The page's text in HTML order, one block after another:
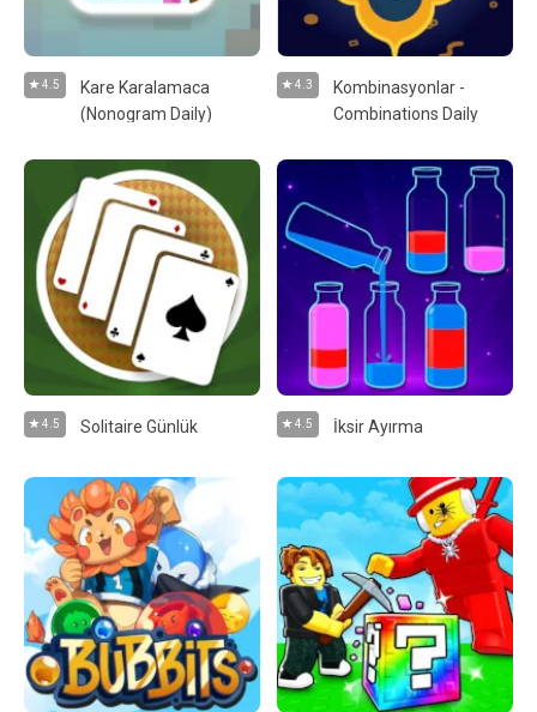
4.5
Kare Karalamaca
(Nonogram Daily)
4.3
Kombinasyonlar -
Combinations Daily
4.5 Solitaire Günlük 4.5 İksir Ayırma